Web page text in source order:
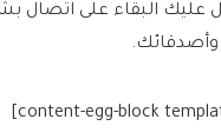
عليك البقاء على اتصال
وأصدقائك.